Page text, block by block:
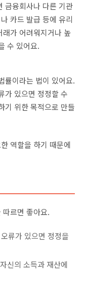
금융회사나 다른 기관
카드 발급 등에 유리
가 어려워지거나 높
수 있어요.
률이라는 법이 있어요.
가 있으면 정정할 수
기 위한 목적으로 만들
역할을 하기 때문에
따르면 좋아요.
류가 있으면 정정을
신의 소득과 재산에